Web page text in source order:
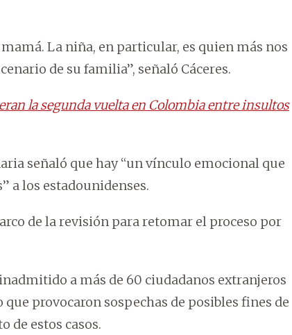
La niña, en particular, es quien más nos
de su familia”, señaló Cáceres.
la segunda vuelta en Colombia entre insultos
señaló que hay “un vínculo emocional que
a los estadounidenses.
de la revisión para retomar el proceso por
a más de 60 ciudadanos extranjeros
provocaron sospechas de posibles fines de
de estos casos.